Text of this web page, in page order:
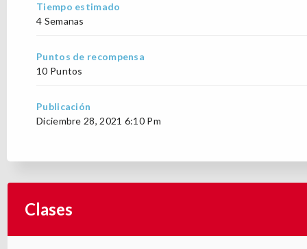
Tiempo estimado
4 Semanas
Puntos de recompensa
10 Puntos
Publicación
Diciembre 28, 2021 6:10 Pm
Clases